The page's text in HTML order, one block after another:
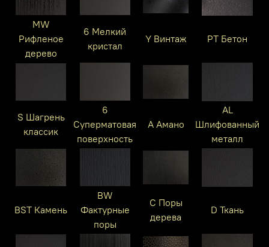
MW
Рифленое
дерево
6 Мелкий
кристал
Y Винтаж PT Бетон
S Шагрень
классик
6
Суперматовая
поверхность
A Амано
AL
Шлифованный
металл
BST Камень
BW
Фактурные
поры
C Поры
дерева
D Ткань